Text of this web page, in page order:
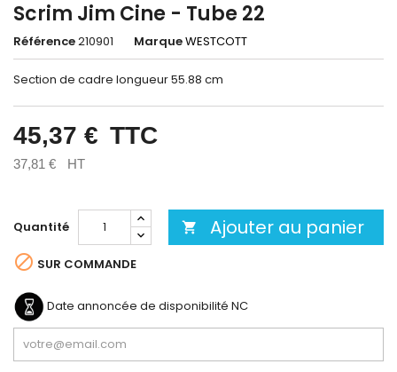
Scrim Jim Cine - Tube 22
Référence210901 MarqueWESTCOTT
Section de cadre longueur 55.88 cm
45,37 € TTC
37,81 € HT
Quantité  Ajouter au panier
 SUR COMMANDE
Date annoncée de disponibilité NC